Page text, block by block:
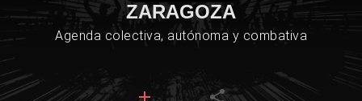
ZARAGOZA
Agenda colectiva, autónoma y combativa